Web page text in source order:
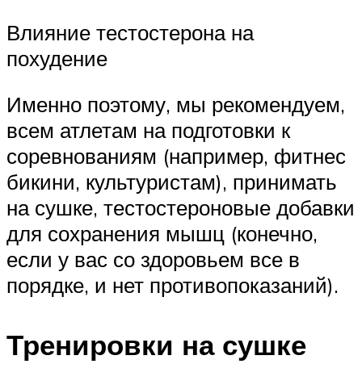
Влияние тестостерона на
похудение
Именно поэтому, мы рекомендуем,
всем атлетам на подготовки к
соревнованиям (например, фитнес
бикини, культуристам), принимать
на сушке, тестостероновые добавки
для сохранения мышц (конечно,
если у вас со здоровьем все в
порядке, и нет противопоказаний).
Тренировки на сушке